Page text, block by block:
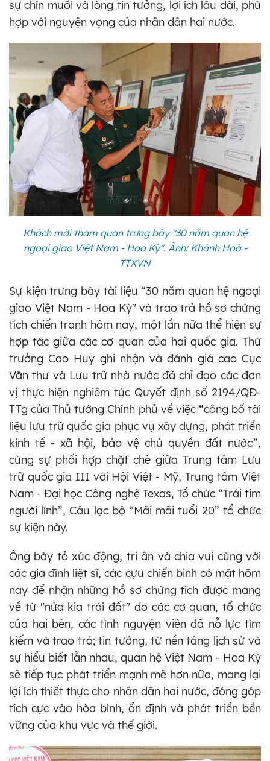
sự chín muồi và lòng tin tưởng, lợi ích lâu dài, phù
hợp với nguyện vọng của nhân dân hai nước.
Khách mời tham quan trưng bày "30 năm quan hệ
ngoại giao Việt Nam - Hoa Kỳ". Ảnh: Khánh Hoà -
TTXVN
Sự kiện trưng bày tài liệu “30 năm quan hệ ngoại
giao Việt Nam - Hoa Kỳ" và trao trả hồ sơ chứng
tích chiến tranh hôm nay, một lần nữa thể hiện sự
hợp tác giữa các cơ quan của hai quốc gia. Thứ
trưởng Cao Huy ghi nhận và đánh giá cao Cục
Văn thư và Lưu trữ nhà nước đã chỉ đạo các đơn
vị thực hiện nghiêm túc Quyết định số 2194/QĐ-
TTg của Thủ tướng Chính phủ về việc “công bố tài
liệu lưu trữ quốc gia phục vụ xây dựng, phát triển
kinh tế - xã hội, bảo vệ chủ quyền đất nước”,
cùng sự phối hợp chặt chẽ giữa Trung tâm Lưu
trữ quốc gia III với Hội Việt - Mỹ, Trung tâm Việt
Nam - Đại học Công nghệ Texas, Tổ chức “Trái tim
người lính”, Câu lạc bộ “Mãi mãi tuổi 20” tổ chức
sự kiện này.
Ông bày tỏ xúc động, tri ân và chia vui cùng với
các gia đình liệt sĩ, các cựu chiến binh có mặt hôm
nay để nhận những hồ sơ chứng tích được mang
về từ "nửa kia trái đất" do các cơ quan, tổ chức
của hai bên, các tình nguyện viên đã nỗ lực tìm
kiếm và trao trả; tin tưởng, từ nền tảng lịch sử và
sự hiểu biết lẫn nhau, quan hệ Việt Nam - Hoa Kỳ
sẽ tiếp tục phát triển mạnh mẽ hơn nữa, mang lại
lợi ích thiết thực cho nhân dân hai nước, đóng góp
tích cực vào hòa bình, ổn định và phát triển bền
vững của khu vực và thế giới.